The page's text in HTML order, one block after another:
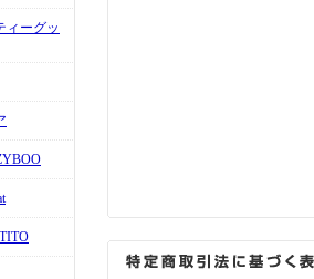
ーグッ